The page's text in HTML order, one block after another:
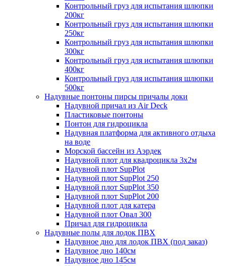
Контрольный груз для испытания шлюпки
200кг
Контрольный груз для испытания шлюпки
250кг
Контрольный груз для испытания шлюпки
300кг
Контрольный груз для испытания шлюпки
400кг
Контрольный груз для испытания шлюпки
500кг
Надувные понтоны пирсы причалы доки
Надувной причал из Air Deck
Пластиковые понтоны
Понтон для гидроцикла
Надувная платформа для активного отдыха
на воде
Морской бассейн из Аэрдек
Надувной плот для квадроцикла 3х2м
Надувной плот SupPlot
Надувной плот SupPlot 250
Надувной плот SupPlot 350
Надувной плот SupPlot 200
Надувной плот для катера
Надувной плот Овал 300
Причал для гидроцикла
Надувные полы для лодок ПВХ
Надувное дно для лодок ПВХ (под заказ)
Надувное дно 140см
Надувное дно 145см